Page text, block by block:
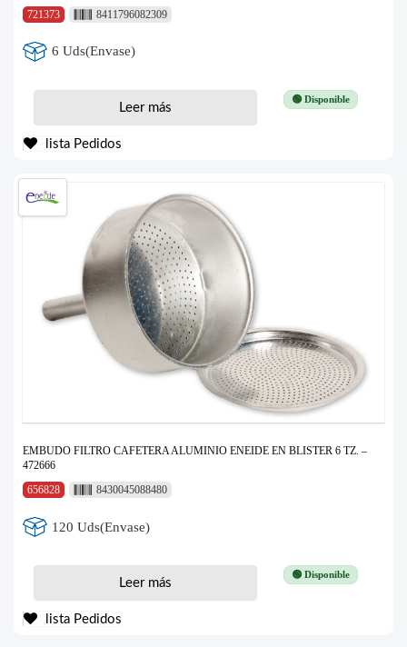
721373
8411796082309
6 Uds(Envase)
🟢 Disponible
Leer más
lista Pedidos
EMBUDO FILTRO CAFETERA ALUMINIO ENEIDE EN BLISTER 6 TZ. –
472666
656828
8430045088480
120 Uds(Envase)
🟢 Disponible
Leer más
lista Pedidos